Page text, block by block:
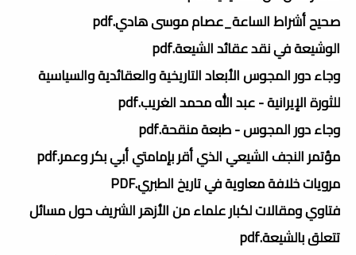
صحيح أشراط الساعة_عصام موسى هادي.pdf
الوشيعة في نقد عقائد الشيعة.pdf
وجاء دور المجوس الأبعاد التاريخية والعقائدية والسياسية
للثورة الإيرانية - عبد الله محمد الغريب.pdf
وجاء دور المجوس - طبعة منقحة.pdf
مؤتمر النجف الشيعي الذي أقر بإمامتي أبي بكر وعمر.pdf
مرويات خلافة معاوية في تاريخ الطبري.PDF
فتاوي ومقالات لكبار علماء من الأزهر الشريف حول مسائل
تتعلق بالشيعة.pdf